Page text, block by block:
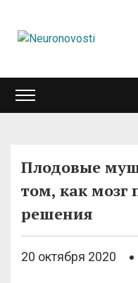
Плодовые
том, как мозг
решения
20 октября 2020